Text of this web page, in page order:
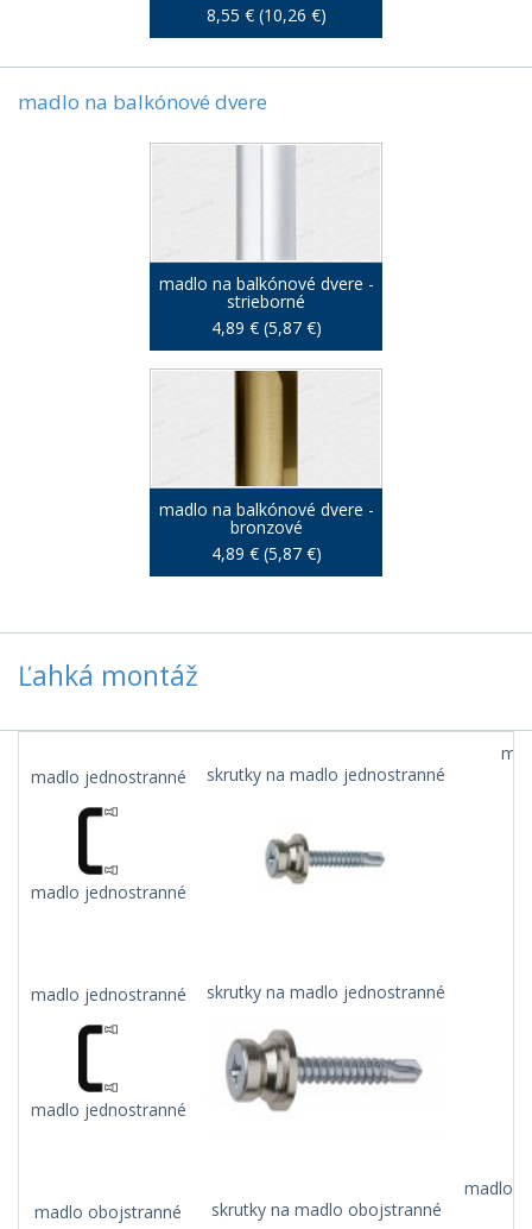
8,55 € (10,26 €)
madlo na balkónové dvere
madlo na balkónové dvere -
strieborné
4,89 € (5,87 €)
madlo na balkónové dvere -
bronzové
4,89 € (5,87 €)
Ľahká montáž
madlo jednostranné
madlo jednostranné
skrutky na madlo jednostranné
madlo jednostranné
madlo jednostranné
skrutky na madlo jednostranné
madlo obojstranné skrutky na madlo obojstranné
madlo